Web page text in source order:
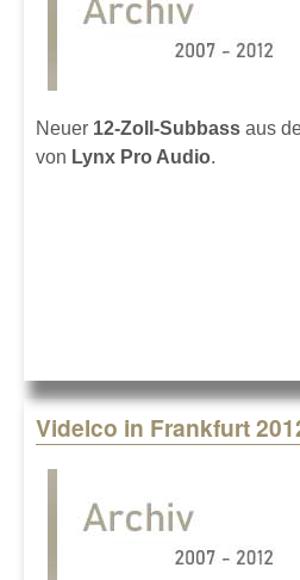
Neuer 12-Zoll-Subbass aus
von Lynx Pro Audio.
Videlco in Frankfurt